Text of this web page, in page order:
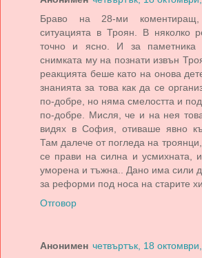
Браво на 28-ми
ситуацията в Троян. В няколко
точно и ясно. И за паметника
снимката му на познати извън
реакцията беше като на онова
знанията за това как да се
по-добре, но няма смелостта и
по-добре. Мисля, че и на нея
видях в София, отиваше явно
Там далече от погледа на
се прави на силна и усмихната,
уморена и тъжна.. Дано има сили
за реформи под носа на старите
Отговор
Анонимен четвъртък, 18